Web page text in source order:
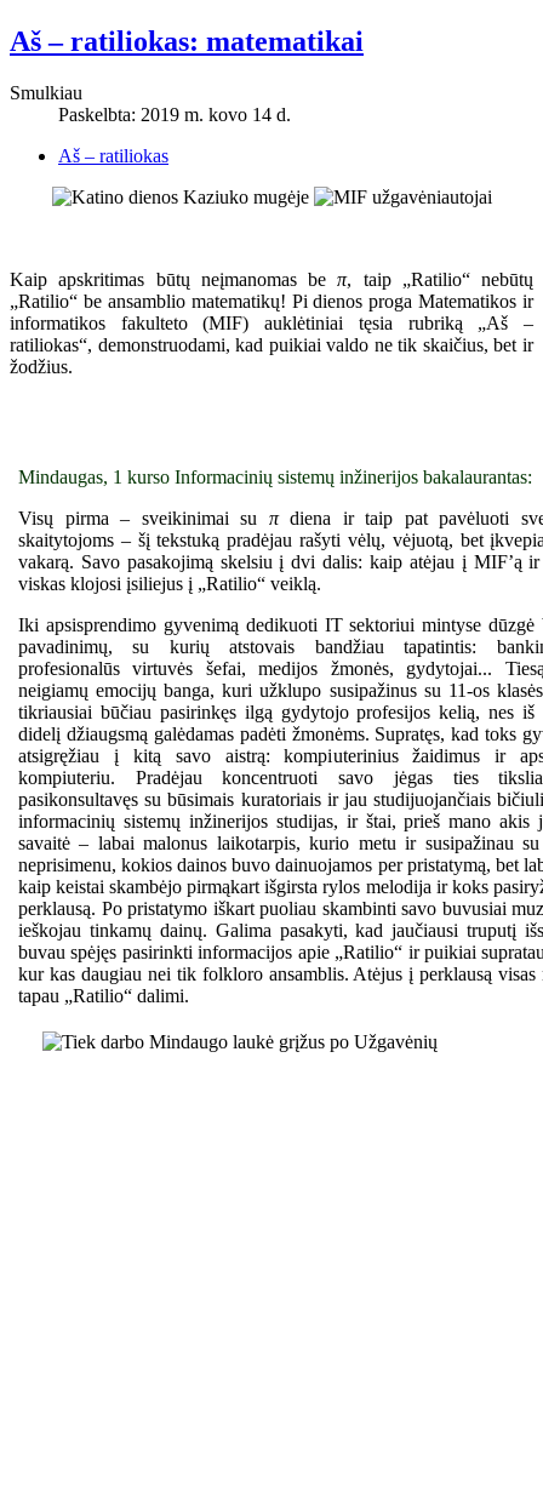
Aš – ratiliokas: matematikai
Smulkiau
Paskelbta: 2019 m. kovo 14 d.
Aš – ratiliokas
Kaip apskritimas būtų neįmanomas beπ, taip „Ratilio“ nebūtų
„Ratilio“ be ansamblio matematikų! Pi dienos proga Matematikos ir
informatikos fakulteto (MIF) auklėtiniai tęsia rubriką „Aš –
ratiliokas“, demonstruodami, kad puikiai valdo ne tik skaičius, bet ir
žodžius.
Mindaugas, 1 kurso Informacinių sistemų inžinerijos bakalaurantas:
Visų pirma – sveikinimai su πdiena ir taip pat pavėluoti
skaitytojoms – šį tekstuką pradėjau rašyti vėlų, vėjuotą, bet
vakarą. Savo pasakojimą skelsiu į dvi dalis: kaip atėjau į MIF’ą
viskas klojosi įsiliejus į „Ratilio“ veiklą.
Iki apsisprendimo gyvenimą dedikuoti IT sektoriui mintyse dūzgė
pavadinimų, su kurių atstovais bandžiau tapatintis:
profesionalūs virtuvės šefai, medijos žmonės, gydytojai...
neigiamų emocijų banga, kuri užklupo susipažinus su 11-os
tikriausiai būčiau pasirinkęs ilgą gydytojo profesijos kelią, nes iš
didelį džiaugsmą galėdamas padėti žmonėms. Supratęs, kad toks
atsigręžiau į kitą savo aistrą: kompiuterinius žaidimus ir
kompiuteriu. Pradėjau koncentruoti savo jėgas ties
pasikonsultavęs su būsimais kuratoriais ir jau studijuojančiais
informacinių sistemų inžinerijos studijas, ir štai, prieš mano akis
savaitė – labai malonus laikotarpis, kurio metu ir susipažinau
neprisimenu, kokios dainos buvo dainuojamos per pristatymą, bet
kaip keistai skambėjo pirmąkart išgirsta rylos melodija ir koks
perklausą. Po pristatymo iškart puoliau skambinti savo buvusiai
ieškojau tinkamų dainų. Galima pasakyti, kad jaučiausi truputį
buvau spėjęs pasirinkti informacijos apie „Ratilio“ ir puikiai
kur kas daugiau nei tik folkloro ansamblis. Atėjus į perklausą visas
tapau „Ratilio“ dalimi.